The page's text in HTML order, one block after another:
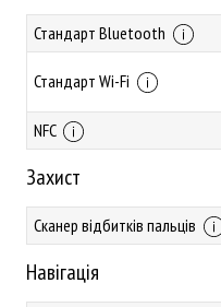
Стандарт Bluetooth
Стандарт Wi-Fi
NFC
Захист
Сканер відбитків пальців
Навігація